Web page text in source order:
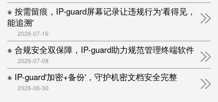
※ 按需留痕，IP-guard屏幕记录让违规行为'看得见，
能追溯'
2026-07-16
※ 合规安全双保障，IP-guard助力规范管理终端软件
2026-07-08
※ IP-guard'加密+备份'，守护机密文档安全完整
2026-06-30